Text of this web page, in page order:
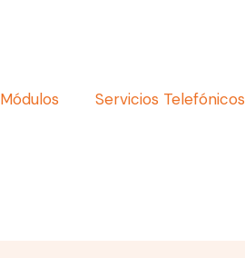
Módulos Servicios Telefónicos